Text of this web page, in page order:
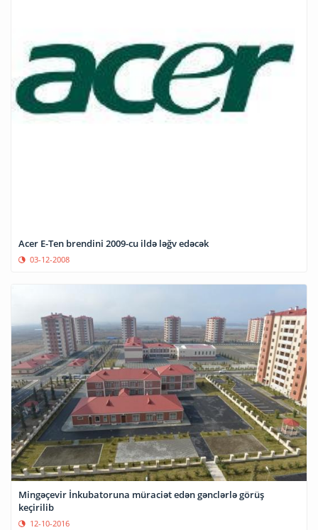
Acer E-Ten brendini 2009-cu ildə ləğv edəcək
03-12-2008
Mingəçevir İnkubatoruna müraciət edən gənclərlə görüş
keçirilib
12-10-2016